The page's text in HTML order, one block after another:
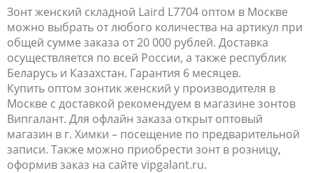
Зонт женский складной Laird L7704 оптом в Москве
можно выбрать от любого количества на артикул при
общей сумме заказа от 20 000 рублей. Доставка
осуществляется по всей России, а также республик
Беларусь и Казахстан. Гарантия 6 месяцев.
Купить оптом зонтик женский у производителя в
Москве с доставкой рекомендуем в магазине зонтов
Випгалант. Для офлайн заказа открыт оптовый
магазин в г. Химки – посещение по предварительной
записи. Также можно приобрести зонт в розницу,
оформив заказ на сайте vipgalant.ru.